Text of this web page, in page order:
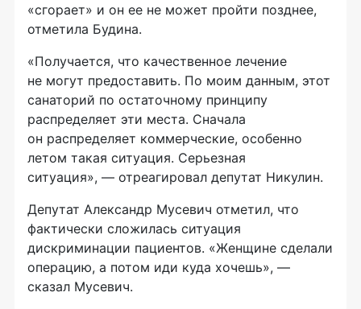
«сгорает» и он ее не может пройти позднее,
отметила Будина.
«Получается, что качественное лечение
не могут предоставить. По моим данным, этот
санаторий по остаточному принципу
распределяет эти места. Сначала
он распределяет коммерческие, особенно
летом такая ситуация. Серьезная
ситуация», — отреагировал депутат Никулин.
Депутат Александр Мусевич отметил, что
фактически сложилась ситуация
дискриминации пациентов. «Женщине сделали
операцию, а потом иди куда хочешь», —
сказал Мусевич.